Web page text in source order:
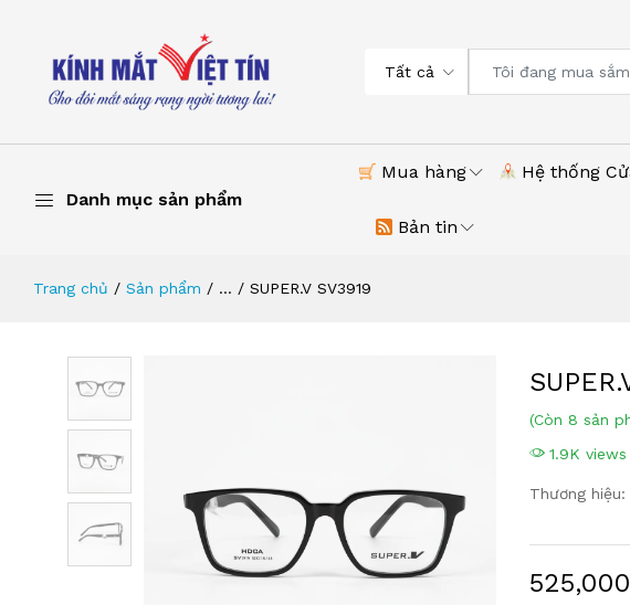
Tất cả
Danh mục sản phẩm
Mua hàng Hệ thống
Bản tin
Trang chủ Sản phẩm ... SUPER.V SV3919
(Còn 8 sản
1.9K views
Thương hiệu: